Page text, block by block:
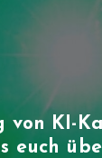
von KI-
euch